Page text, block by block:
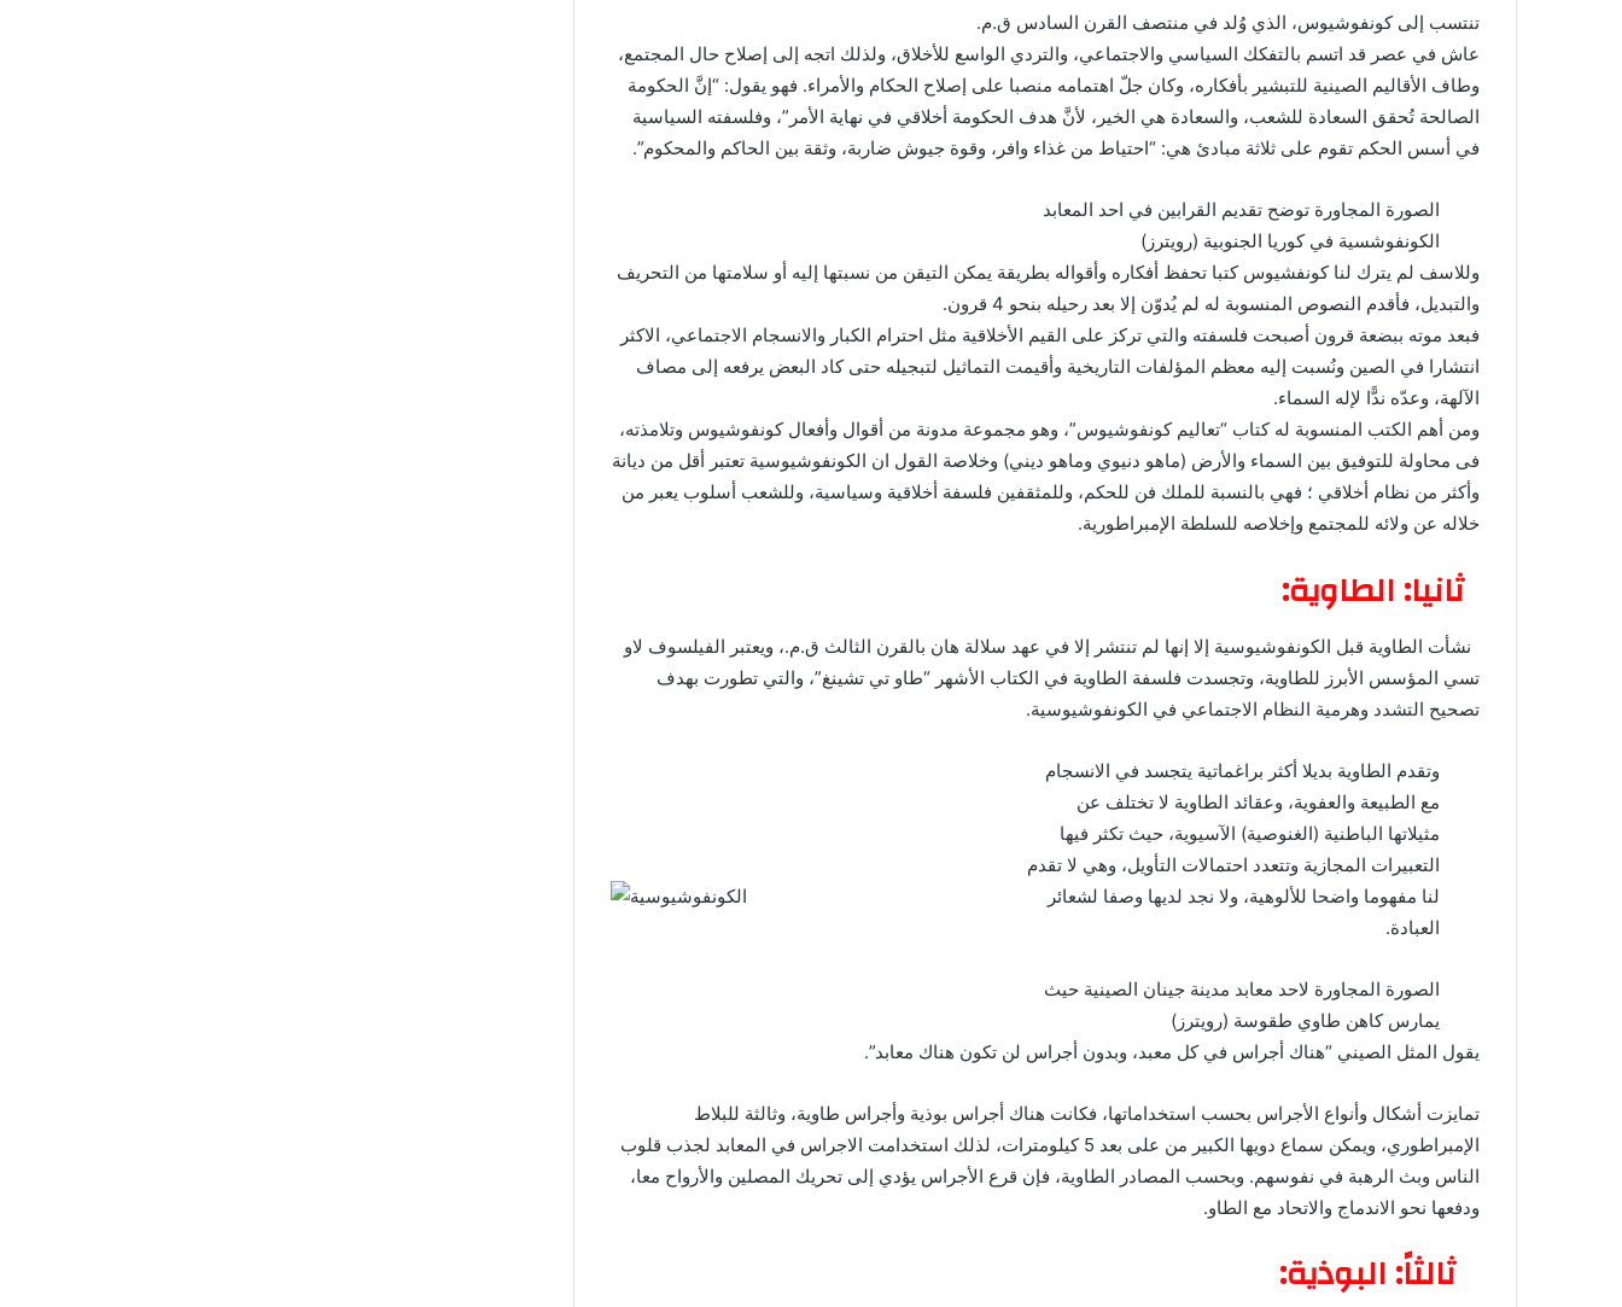
تنتسب إلى كونفوشيوس، الذي وُلد في منتصف القرن السادس ق.م.
عاش في عصر قد اتسم بالتفكك السياسي والاجتماعي، والتردي الواسع للأخلاق، ولذلك اتجه إلى إصلاح حال المجتمع،
وطاف الأقاليم الصينية للتبشير بأفكاره، وكان جلّ اهتمامه منصبا على إصلاح الحكام والأمراء. فهو يقول: “إنَّ الحكومة
الصالحة تُحقق السعادة للشعب، والسعادة هي الخير، لأنَّ هدف الحكومة أخلاقي في نهاية الأمر”، وفلسفته السياسية
في أسس الحكم تقوم على ثلاثة مبادئ هي: “احتياط من غذاء وافر، وقوة جيوش ضاربة، وثقة بين الحاكم والمحكوم”.
الصورة المجاورة توضح تقديم القرابين في احد المعابد
الكونفوشسية في كوريا الجنوبية (رويترز)
وللاسف لم يترك لنا كونفشيوس كتبا تحفظ أفكاره وأقواله بطريقة يمكن التيقن من نسبتها إليه أو سلامتها من التحريف
والتبديل، فأقدم النصوص المنسوبة له لم يُدوّن إلا بعد رحيله بنحو 4 قرون.
فبعد موته ببضعة قرون أصبحت فلسفته والتي تركز على القيم الأخلاقية مثل احترام الكبار والانسجام الاجتماعي، الاكثر
انتشارا في الصين ونُسبت إليه معظم المؤلفات التاريخية وأقيمت التماثيل لتبجيله حتى كاد البعض يرفعه إلى مصاف
الآلهة، وعدّه ندًّا لإله السماء.
ومن أهم الكتب المنسوبة له كتاب “تعاليم كونفوشيوس”، وهو مجموعة مدونة من أقوال وأفعال كونفوشيوس وتلامذته،
فى محاولة للتوفيق بين السماء والأرض (ماهو دنيوي وماهو ديني) وخلاصة القول ان الكونفوشيوسية تعتبر أقل من ديانة
وأكثر من نظام أخلاقي ؛ فهي بالنسبة للملك فن للحكم، وللمثقفين فلسفة أخلاقية وسياسية، وللشعب أسلوب يعبر من
خلاله عن ولائه للمجتمع وإخلاصه للسلطة الإمبراطورية.
ثانيا: الطاوية:
نشأت الطاوية قبل الكونفوشيوسية إلا إنها لم تنتشر إلا في عهد سلالة هان بالقرن الثالث ق.م.، ويعتبر الفيلسوف لاو
تسي المؤسس الأبرز للطاوية، وتجسدت فلسفة الطاوية في الكتاب الأشهر “طاو تي تشينغ”، والتي تطورت بهدف
تصحيح التشدد وهرمية النظام الاجتماعي في الكونفوشيوسية.
وتقدم الطاوية بديلا أكثر براغماتية يتجسد في الانسجام
مع الطبيعة والعفوية، وعقائد الطاوية لا تختلف عن
مثيلاتها الباطنية (الغنوصية) الآسيوية، حيث تكثر فيها
التعبيرات المجازية وتتعدد احتمالات التأويل، وهي لا تقدم
لنا مفهوما واضحا للألوهية، ولا نجد لديها وصفا لشعائر
العبادة.
الصورة المجاورة لاحد معابد مدينة جينان الصينية حيث
يمارس كاهن طاوي طقوسة (رويترز)
يقول المثل الصيني “هناك أجراس في كل معبد، وبدون أجراس لن تكون هناك معابد”.
تمايزت أشكال وأنواع الأجراس بحسب استخداماتها، فكانت هناك أجراس بوذية وأجراس طاوية، وثالثة للبلاط
الإمبراطوري، ويمكن سماع دويها الكبير من على بعد 5 كيلومترات، لذلك استخدامت الاجراس في المعابد لجذب قلوب
الناس وبث الرهبة في نفوسهم. وبحسب المصادر الطاوية، فإن قرع الأجراس يؤدي إلى تحريك المصلين والأرواح معا،
ودفعها نحو الاندماج والاتحاد مع الطاو.
ثالثاً: البوذية: